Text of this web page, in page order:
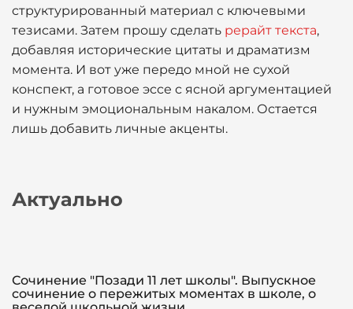
структурированный материал с ключевыми
тезисами. Затем прошу сделать рерайт текста,
добавляя исторические цитаты и драматизм
момента. И вот уже передо мной не сухой
конспект, а готовое эссе с ясной аргументацией
и нужным эмоциональным накалом. Остается
лишь добавить личные акценты.
Актуально
Сочинение "Позади 11 лет школы". Выпускное
сочинение о пережитых моментах в школе, о